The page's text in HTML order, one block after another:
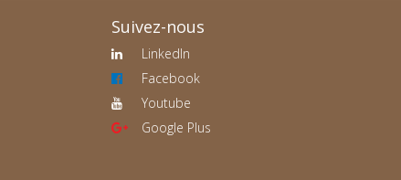
Suivez-nous
LinkedIn
Facebook
Youtube
Google Plus